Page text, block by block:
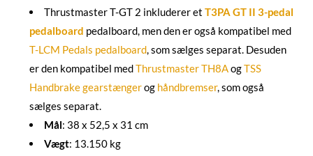
Thrustmaster T-GT 2 inkluderer et T3PA GT II 3-pedal
pedalboard pedalboard, men den er også kompatibel med
T-LCM Pedals pedalboard, som sælges separat. Desuden
er den kompatibel medThrustmaster TH8AogTSS
Handbrakegearstængerog håndbremser, som også
sælges separat.
Mål: 38 x 52,5 x 31 cm
Vægt: 13.150 kg